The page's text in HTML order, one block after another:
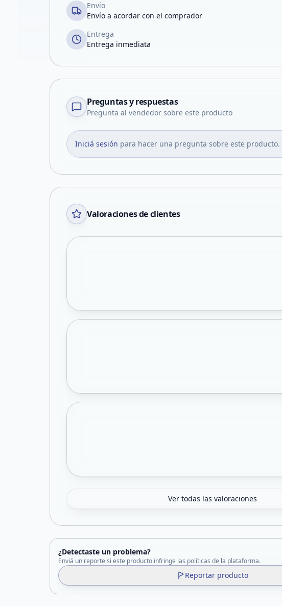
Envío
Envío a acordar con el comprador
Entrega
Entrega inmediata
Preguntas y respuestas
Pregunta al vendedor sobre este producto
Iniciá sesión para hacer una pregunta sobre este producto.
Valoraciones de clientes
Ver todas las valoraciones
¿Detectaste un problema?
Enviá un reporte si este producto infringe las políticas de la plataforma.
Reportar producto